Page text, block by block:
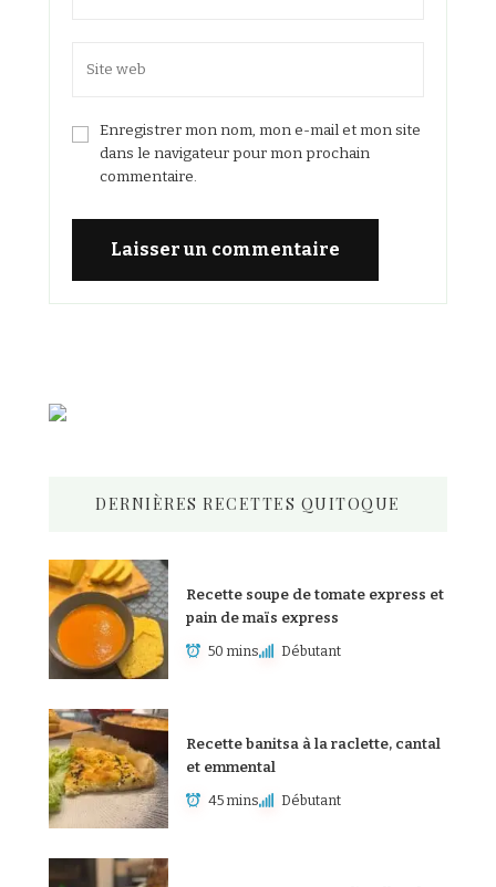
Enregistrer mon nom, mon e-mail et mon site
dans le navigateur pour mon prochain
commentaire.
DERNIÈRES RECETTES QUITOQUE
Recette soupe de tomate express et
pain de maïs express
50 mins Débutant
Recette banitsa à la raclette, cantal
et emmental
45 mins Débutant